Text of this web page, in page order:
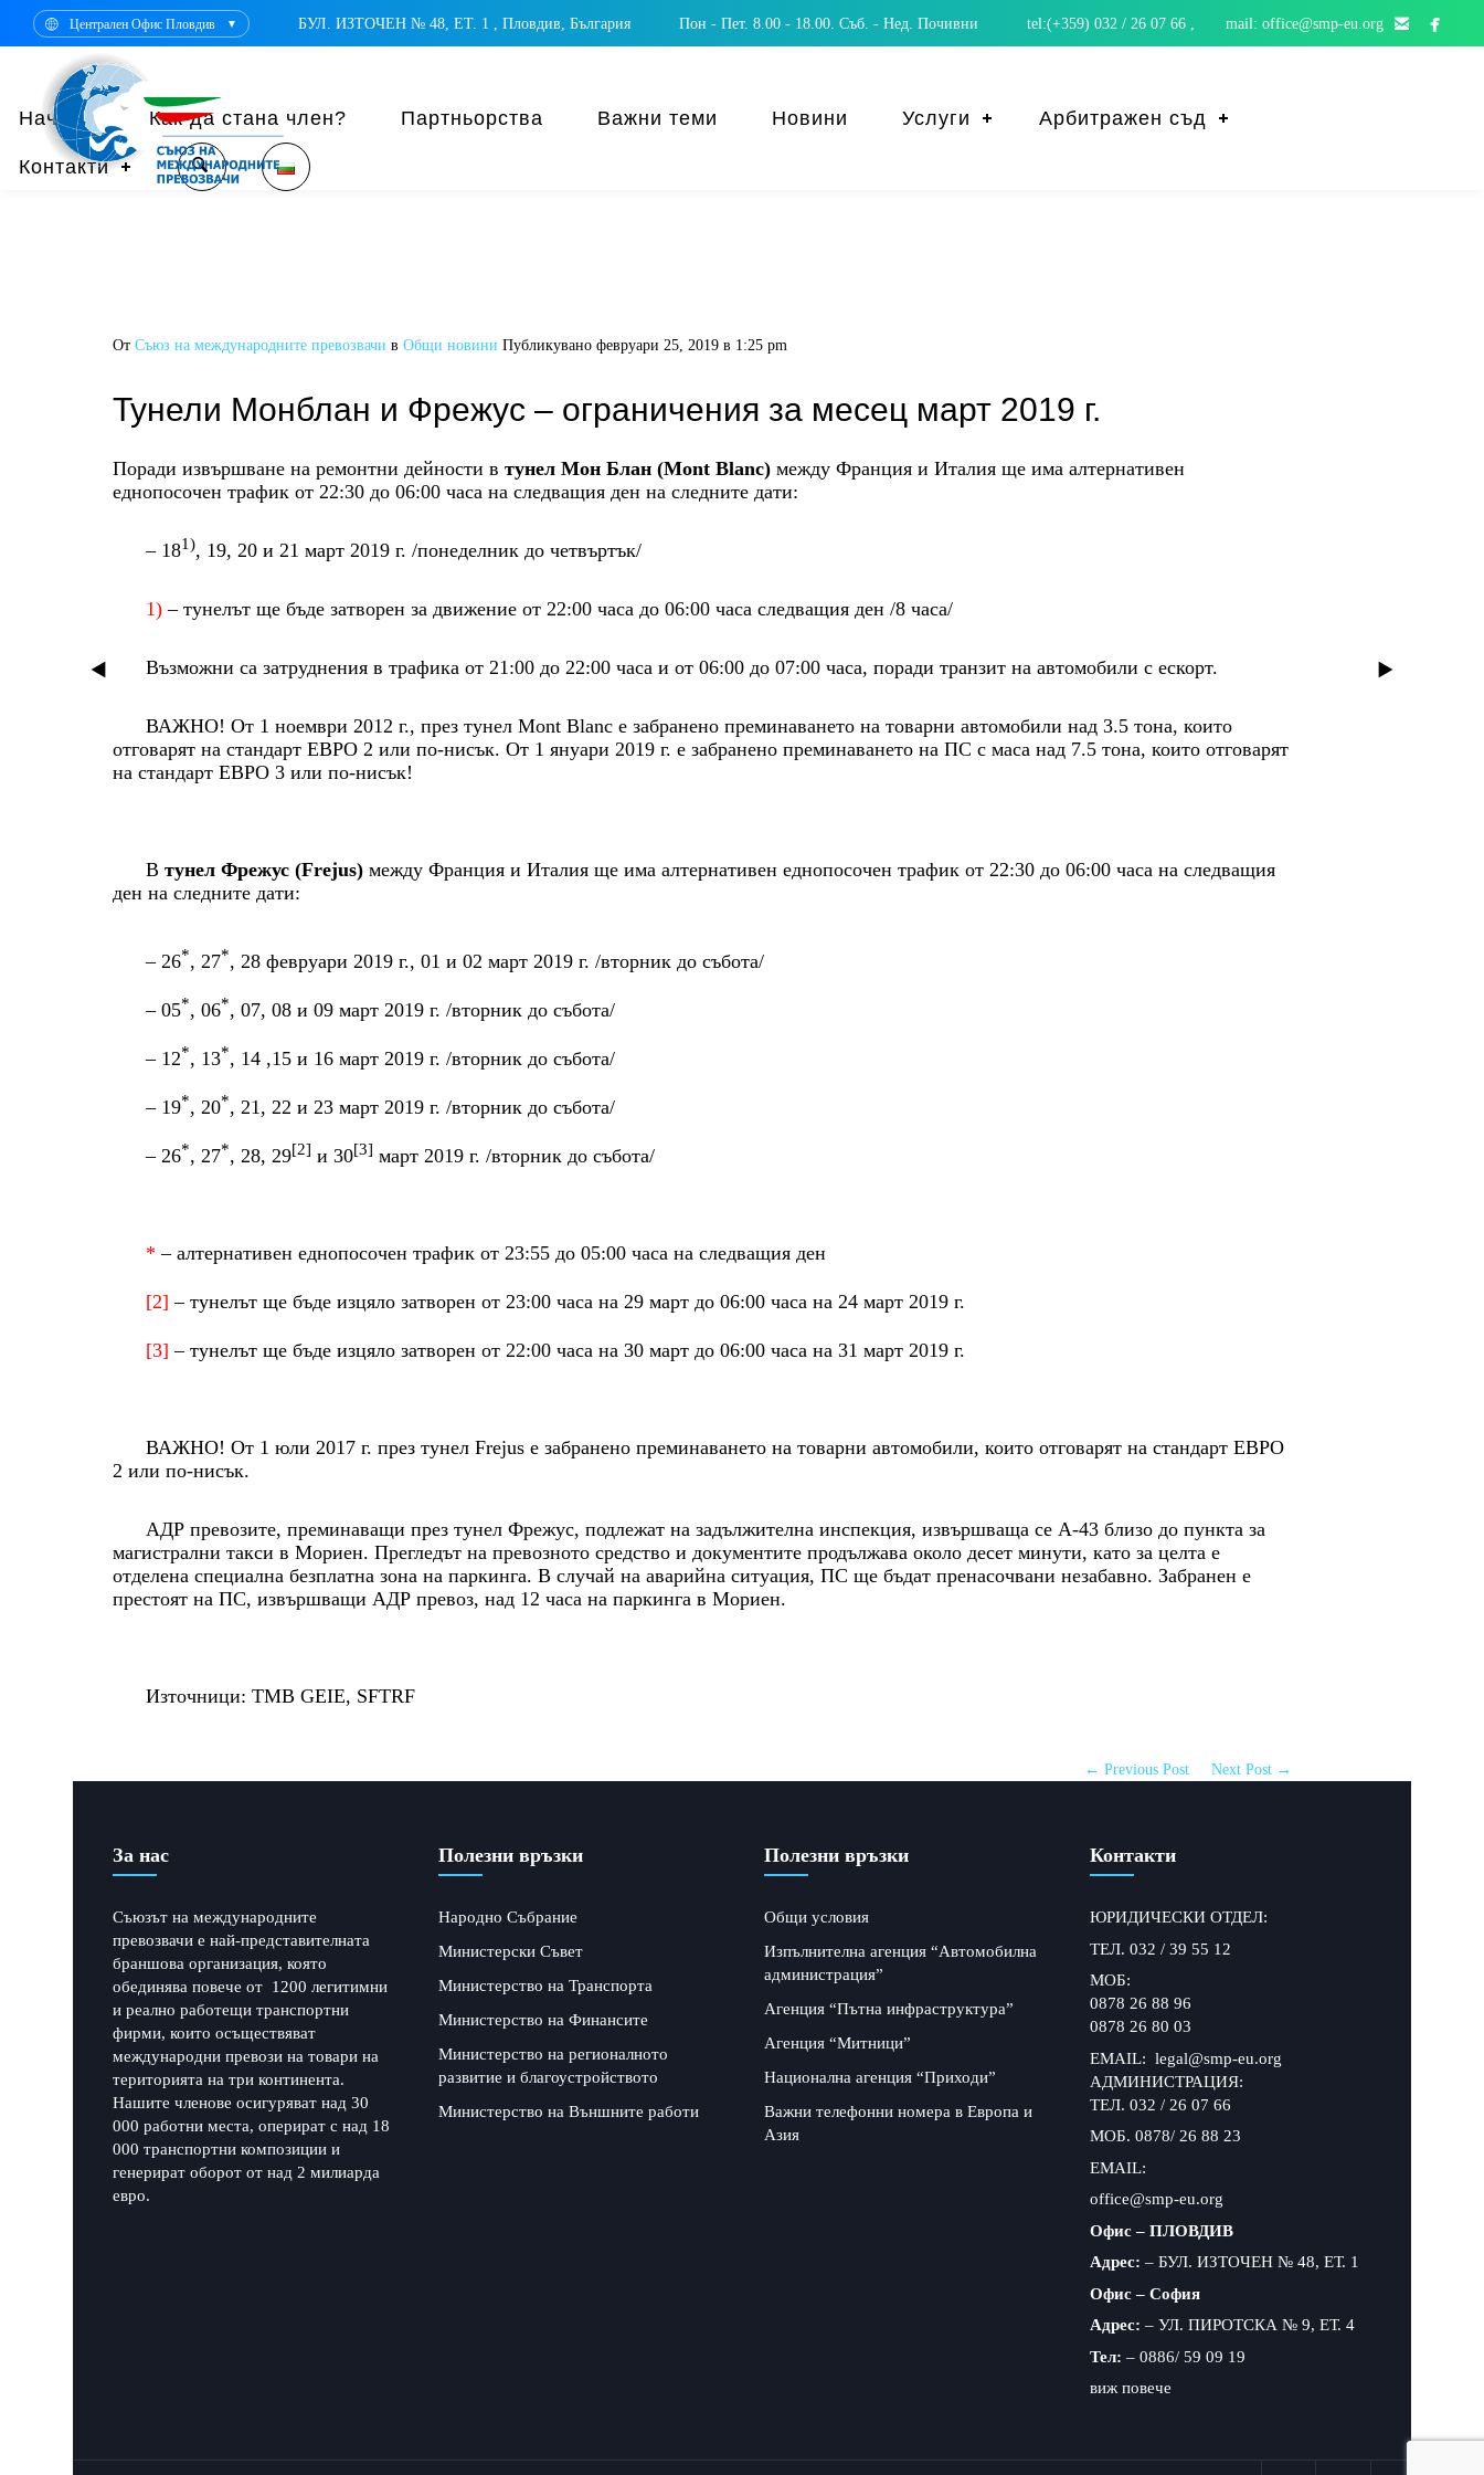
Централен Офис Пловдив ▼ БУЛ. ИЗТОЧЕН № 48, ЕТ. 1 , Пловдив, България Пон - Пет. 8.00 - 18.00. Съб. - Нед. Почивни tel:(+359) 032 / 26 07 66 , mail: office@smp-eu.org  
Начало Как да стана член? Партньорства Важни теми Новини Услуги Арбитражен съд
Контакти
От Съюз на международните превозвачи в Общи новини Публикувано февруари 25, 2019 в 1:25 pm
Тунели Монблан и Фрежус – ограничения за месец март 2019 г.
Поради извършване на ремонтни дейности в тунел Мон Блан (Mont Blanc) между Франция и Италия ще има алтернативен
еднопосочен трафик от 22:30 до 06:00 часа на следващия ден на следните дати:
– 181), 19, 20 и 21 март 2019 г. /понеделник до четвъртък/
1) – тунелът ще бъде затворен за движение от 22:00 часа до 06:00 часа следващия ден /8 часа/
Възможни са затруднения в трафика от 21:00 до 22:00 часа и от 06:00 до 07:00 часа, поради транзит на автомобили с ескорт.
ВАЖНО! От 1 ноември 2012 г., през тунел Mont Blanc е забранено преминаването на товарни автомобили над 3.5 тона, които
отговарят на стандарт ЕВРО 2 или по-нисък. От 1 януари 2019 г. е забранено преминаването на ПС с маса над 7.5 тона, които отговарят
на стандарт ЕВРО 3 или по-нисък!
В тунел Фрежус (Frejus) между Франция и Италия ще има алтернативен еднопосочен трафик от 22:30 до 06:00 часа на следващия
ден на следните дати:
– 26*, 27*, 28 февруари 2019 г., 01 и 02 март 2019 г. /вторник до събота/
– 05*, 06*, 07, 08 и 09 март 2019 г. /вторник до събота/
– 12*, 13*, 14 ,15 и 16 март 2019 г. /вторник до събота/
– 19*, 20*, 21, 22 и 23 март 2019 г. /вторник до събота/
– 26*, 27*, 28, 29[2] и 30[3] март 2019 г. /вторник до събота/
* – алтернативен еднопосочен трафик от 23:55 до 05:00 часа на следващия ден
[2] – тунелът ще бъде изцяло затворен от 23:00 часа на 29 март до 06:00 часа на 24 март 2019 г.
[3] – тунелът ще бъде изцяло затворен от 22:00 часа на 30 март до 06:00 часа на 31 март 2019 г.
ВАЖНО! Oт 1 юли 2017 г. през тунел Frejus е забранено преминаването на товарни автомобили, които отговарят на стандарт ЕВРО
2 или по-нисък.
АДР превозите, преминаващи през тунел Фрежус, подлежат на задължителна инспекция, извършваща се A-43 близо до пункта за
магистрални такси в Мориен. Прегледът на превозното средство и документите продължава около десет минути, като за целта е
отделена специална безплатна зона на паркинга. В случай на аварийна ситуация, ПС ще бъдат пренасочвани незабавно. Забранен е
престоят на ПС, извършващи АДР превоз, над 12 часа на паркинга в Мориен.
Източници: TMB GEIE, SFTRF
← Previous Post Next Post →
За нас
Съюзът на международните
превозвачи е най-представителната
браншова организация, която
обединява повече от 1200 легитимни
и реално работещи транспортни
фирми, които осъществяват
международни превози на товари на
територията на три континента.
Нашите членове осигуряват над 30
000 работни места, оперират с над 18
000 транспортни композиции и
генерират оборот от над 2 милиарда
евро.
Полезни връзки
Народно Събрание
Министерски Съвет
Министерство на Транспорта
Министерство на Финансите
Министерство на регионалното
развитие и благоустройството
Министерство на Външните работи
Полезни връзки
Общи условия
Изпълнителна агенция “Автомобилна
администрация”
Агенция “Пътна инфраструктура”
Агенция “Митници”
Национална агенция “Приходи”
Важни телефонни номера в Европа и
Азия
Контакти
ЮРИДИЧЕСКИ ОТДЕЛ:
ТЕЛ. 032 / 39 55 12
МОБ:
0878 26 88 96
0878 26 80 03
EMAIL: legal@smp-eu.org
АДМИНИСТРАЦИЯ:
ТЕЛ. 032 / 26 07 66
МОБ. 0878/ 26 88 23
EMAIL:
office@smp-eu.org
Офис – ПЛОВДИВ
Адрес: – БУЛ. ИЗТОЧЕН № 48, ЕТ. 1
Офис – София
Адрес: – УЛ. ПИРОТСКА № 9, ЕТ. 4
Тел: – 0886/ 59 09 19
виж повече